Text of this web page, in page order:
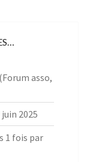
asso,
2025
1 fois par